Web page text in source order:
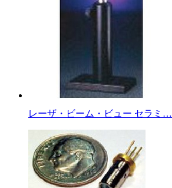
レーザ・ビーム・ビュー セラミ…